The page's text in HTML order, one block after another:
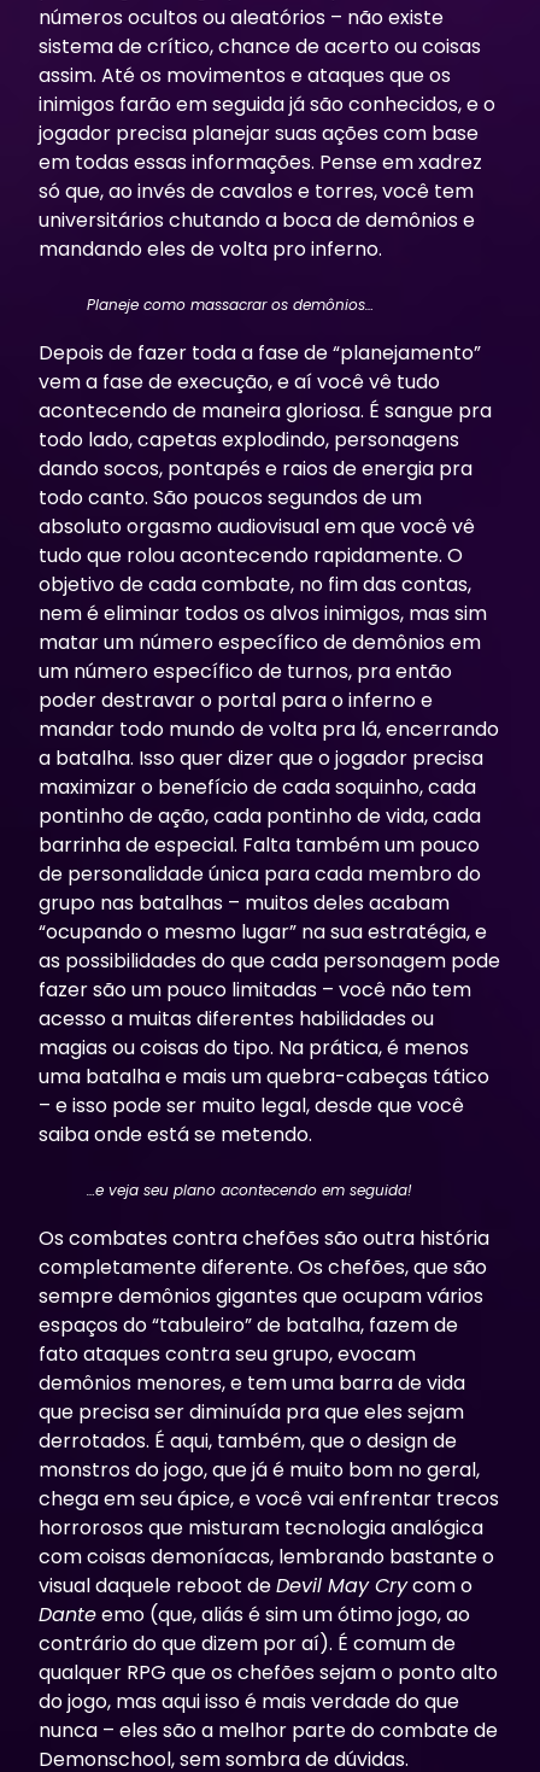
números ocultos ou aleatórios – não existe
sistema de crítico, chance de acerto ou coisas
assim. Até os movimentos e ataques que os
inimigos farão em seguida já são conhecidos, e o
jogador precisa planejar suas ações com base
em todas essas informações. Pense em xadrez
só que, ao invés de cavalos e torres, você tem
universitários chutando a boca de demônios e
mandando eles de volta pro inferno.
Planeje como massacrar os demônios…
Depois de fazer toda a fase de “planejamento”
vem a fase de execução, e aí você vê tudo
acontecendo de maneira gloriosa. É sangue pra
todo lado, capetas explodindo, personagens
dando socos, pontapés e raios de energia pra
todo canto. São poucos segundos de um
absoluto orgasmo audiovisual em que você vê
tudo que rolou acontecendo rapidamente. O
objetivo de cada combate, no fim das contas,
nem é eliminar todos os alvos inimigos, mas sim
matar um número específico de demônios em
um número específico de turnos, pra então
poder destravar o portal para o inferno e
mandar todo mundo de volta pra lá, encerrando
a batalha. Isso quer dizer que o jogador precisa
maximizar o benefício de cada soquinho, cada
pontinho de ação, cada pontinho de vida, cada
barrinha de especial. Falta também um pouco
de personalidade única para cada membro do
grupo nas batalhas – muitos deles acabam
“ocupando o mesmo lugar” na sua estratégia, e
as possibilidades do que cada personagem pode
fazer são um pouco limitadas – você não tem
acesso a muitas diferentes habilidades ou
magias ou coisas do tipo. Na prática, é menos
uma batalha e mais um quebra-cabeças tático
– e isso pode ser muito legal, desde que você
saiba onde está se metendo.
…e veja seu plano acontecendo em seguida!
Os combates contra chefões são outra história
completamente diferente. Os chefões, que são
sempre demônios gigantes que ocupam vários
espaços do “tabuleiro” de batalha, fazem de
fato ataques contra seu grupo, evocam
demônios menores, e tem uma barra de vida
que precisa ser diminuída pra que eles sejam
derrotados. É aqui, também, que o design de
monstros do jogo, que já é muito bom no geral,
chega em seu ápice, e você vai enfrentar trecos
horrorosos que misturam tecnologia analógica
com coisas demoníacas, lembrando bastante o
visual daquele reboot deDevil May Crycom o
Danteemo (que, aliás é sim um ótimo jogo, ao
contrário do que dizem por aí). É comum de
qualquer RPG que os chefões sejam o ponto alto
do jogo, mas aqui isso é mais verdade do que
nunca – eles são a melhor parte do combate de
Demonschool, sem sombra de dúvidas.